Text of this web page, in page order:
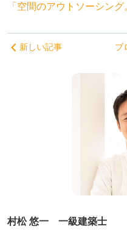
「空間のアウトソーシン
新しい記事 ブ
村松 悠一 一級建築士